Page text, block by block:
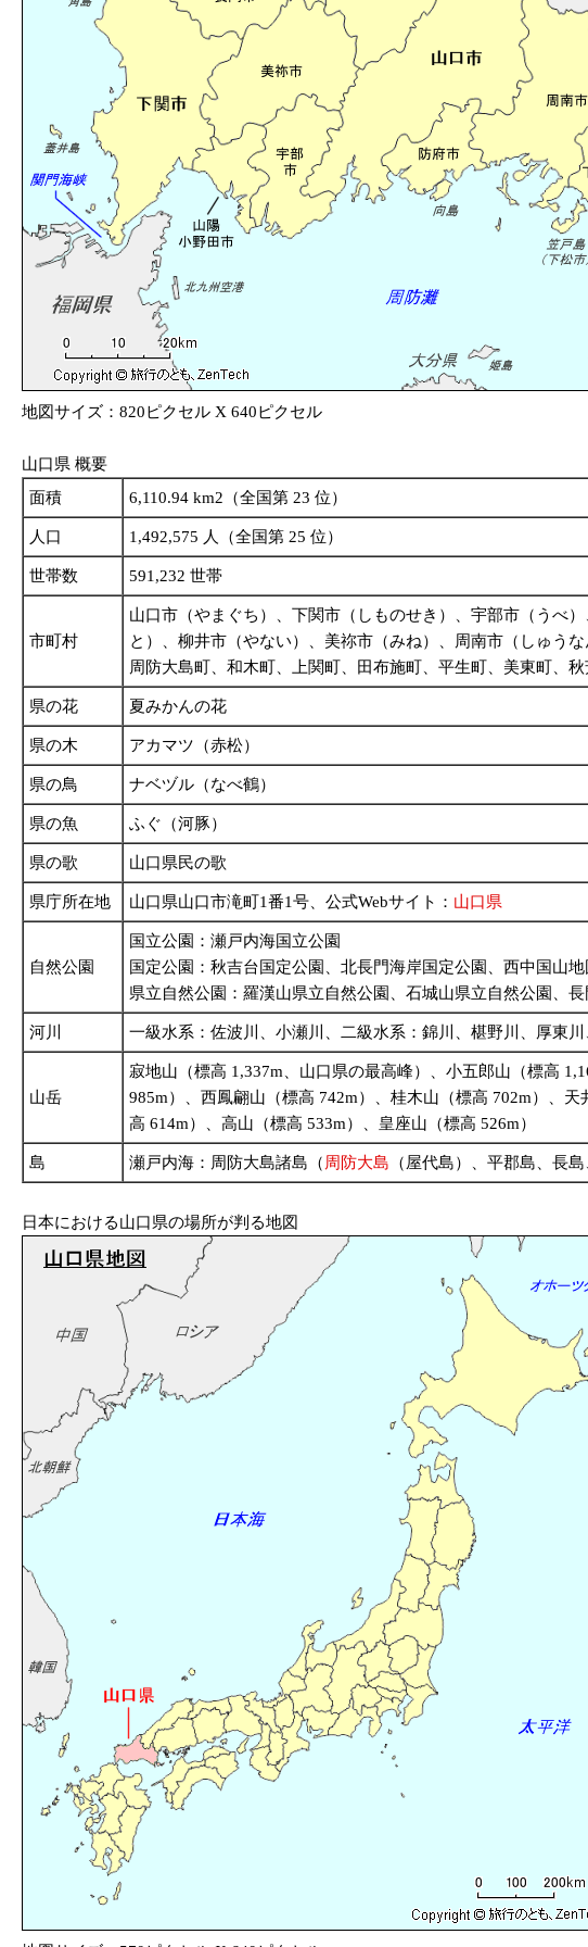
地図サイズ：820ピクセル X 640ピクセル
山口県 概要
面積
6,110.94 km2（全国第 23 位）
人口 1,492,575 人（全国第 25 位）
世帯数 591,232 世帯
市町村
山口市（やまぐち）、下関市（しものせき）、宇部市（うべ
と）、柳井市（やない）、美祢市（みね）、周南市（しゅう
周防大島町、和木町、上関町、田布施町、平生町、美東町、
県の花 夏みかんの花
県の木 アカマツ（赤松）
県の鳥 ナベヅル（なべ鶴）
県の魚 ふぐ（河豚）
県の歌 山口県民の歌
県庁所在地 山口県山口市滝町1番1号、公式Webサイト： 山口県
自然公園
国立公園：瀬戸内海国立公園
国定公園：秋吉台国定公園、北長門海岸国定公園、西中国山地
県立自然公園：羅漢山県立自然公園、石城山県立自然公園、
河川 一級水系：佐波川、小瀬川、二級水系：錦川、椹野川、厚東川
山岳
寂地山（標高 1,337m、山口県の最高峰）、小五郎山（標高
985m）、西鳳翩山（標高 742m）、桂木山（標高 702m）、
高 614m）、高山（標高 533m）、皇座山（標高 526m）
島 瀬戸内海：周防大島諸島（ 周防大島 （屋代島）、平郡島、長
日本における山口県の場所が判る地図